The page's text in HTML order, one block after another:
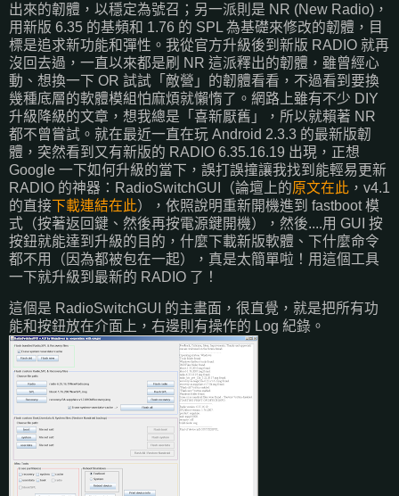
出來的韌體，以穩定為號召；另一派則是 NR (New Radio)，
用新版 6.35 的基頻和 1.76 的 SPL 為基礎來修改的韌體，目
標是追求新功能和彈性。我從官方升級後到新版 RADIO 就再
沒回去過，一直以來都是刷 NR 這派釋出的韌體，雖曾經心
動、想換一下 OR 試試「敵營」的韌體看看，不過看到要換
幾種底層的軟體模組怕麻煩就懶惰了。網路上雖有不少 DIY
升級降級的文章，想我總是「喜新厭舊」，所以就賴著 NR
都不曾嘗試。就在最近一直在玩 Android 2.3.3 的最新版韌
體，突然看到又有新版的 RADIO 6.35.16.19 出現，正想
Google 一下如何升級的當下，誤打誤撞讓我找到能輕易更新
RADIO 的神器：RadioSwitchGUI（論壇上的原文在此 ，v4.1
的直接下載連結在此），依照說明重新開機進到 fastboot 模
式（按著返回鍵、然後再按電源鍵開機），然後....用 GUI 按
按鈕就能達到升級的目的，什麼下載新版軟體、下什麼命令
都不用（因為都被包在一起），真是太簡單啦！用這個工具
一下就升級到最新的 RADIO 了！
這個是 RadioSwitchGUI 的主畫面，很直覺，就是把所有功
能和按鈕放在介面上，右邊則有操作的 Log 紀錄。